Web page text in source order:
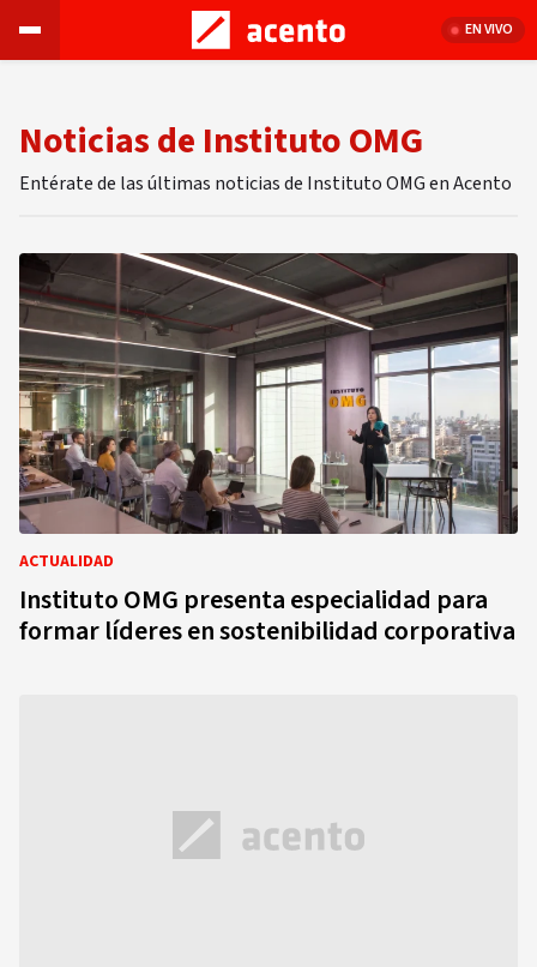
EN VIVO
Noticias de Instituto OMG
Entérate de las últimas noticias de Instituto OMG en Acento
ACTUALIDAD
Instituto OMG presenta especialidad para
formar líderes en sostenibilidad corporativa